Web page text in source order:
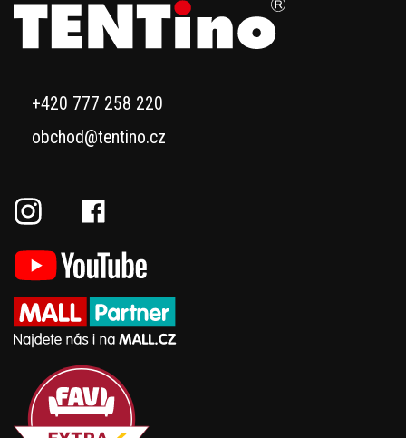
+420 777 258 220
obchod@tentino.cz